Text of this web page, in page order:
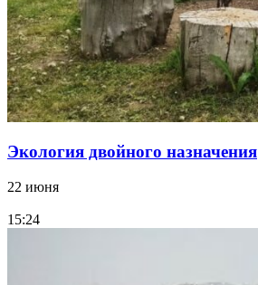
Экология двойного назначения
22 июня
15:24